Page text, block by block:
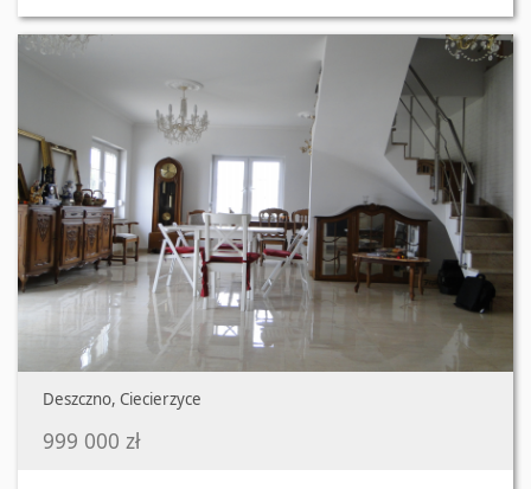
Deszczno, Ciecierzyce
999 000 zł